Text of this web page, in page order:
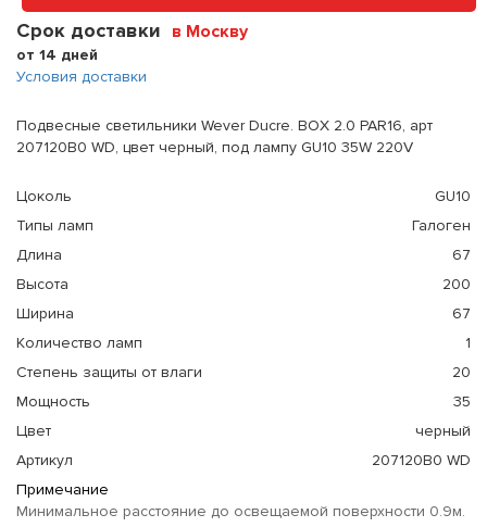
Срок доставки в Москву
от 14 дней
Условия доставки
Подвесные светильники Wever Ducre. BOX 2.0 PAR16, арт
207120B0 WD, цвет черный, под лампу GU10 35W 220V
Цоколь
GU10
Типы ламп
Галоген
Длина
67
Высота
200
Ширина
67
Количество ламп
1
Степень защиты от влаги
20
Мощность
35
Цвет
черный
Артикул
207120B0 WD
Примечание
Минимальное расстояние до освещаемой поверхности 0.9м.